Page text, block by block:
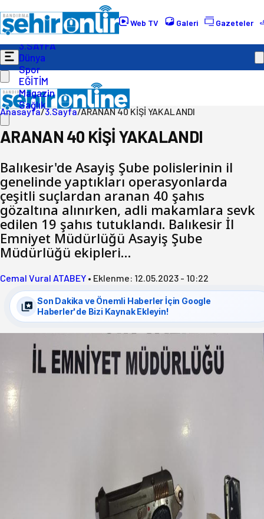
Web TV Galeri Gazeteler
Gündem
Ekonomi
Politika
3.SAYFA
Dünya
Spor
EĞİTİM
Magazin
Sağlık
Anasayfa/3.Sayfa/ARANAN 40 KİŞİ YAKALANDI
ARANAN 40 KİŞİ YAKALANDI
Balıkesir'de Asayiş Şube polislerinin il
genelinde yaptıkları operasyonlarda
çeşitli suçlardan aranan 40 şahıs
gözaltına alınırken, adli makamlara sevk
edilen 19 şahıs tutuklandı. Balıkesir İl
Emniyet Müdürlüğü Asayiş Şube
Müdürlüğü ekipleri…
Cemal Vural ATABEY • Eklenme: 12.05.2023 - 10:22
Son Dakika ve Önemli Haberler İçin Google
Haberler'de Bizi Kaynak Ekleyin!